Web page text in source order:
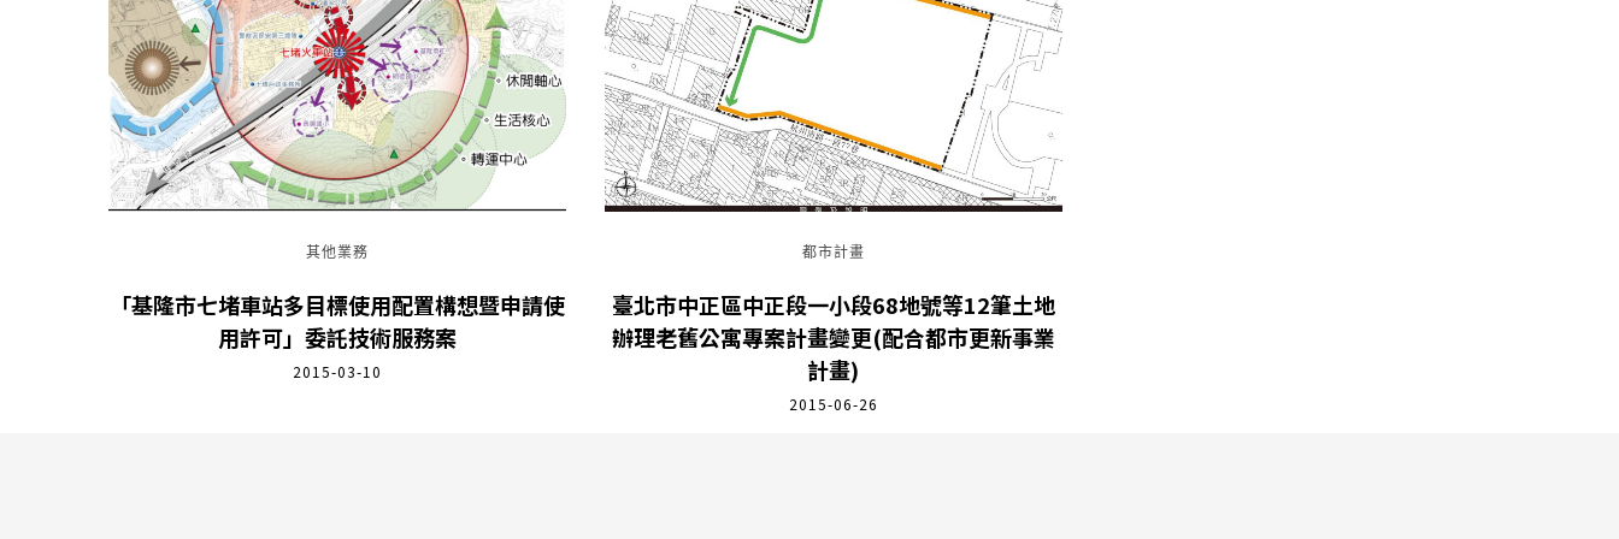
其他業務
「基隆市七堵車站多目標使用配置構想暨申請使
用許可」委託技術服務案
2015-03-10
都市計畫
臺北市中正區中正段一小段68地號等12筆土地
辦理老舊公寓專案計畫變更(配合都市更新事業
計畫)
2015-06-26